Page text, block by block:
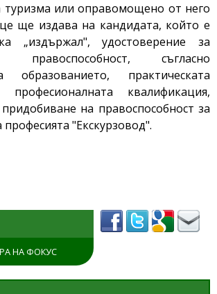
или оправомощено от него
ще издава на кандидата, който е
„издържал", удостоверение за
правоспособност, съгласно
образованието, практическата
квалификация,
на правоспособност за
"Екскурзовод".
НА ФОКУС